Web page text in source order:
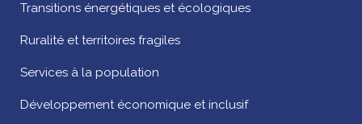
Transitions énergétiques et écologiques
Ruralité et territoires fragiles
Services à la population
Développement économique et inclusif